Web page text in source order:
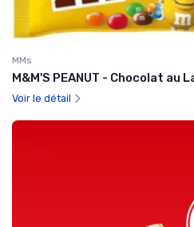
MMs
M&M'S PEANUT - Chocolat au
Voir le détail